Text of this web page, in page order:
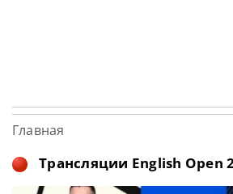
Главная
Трансляции English Open